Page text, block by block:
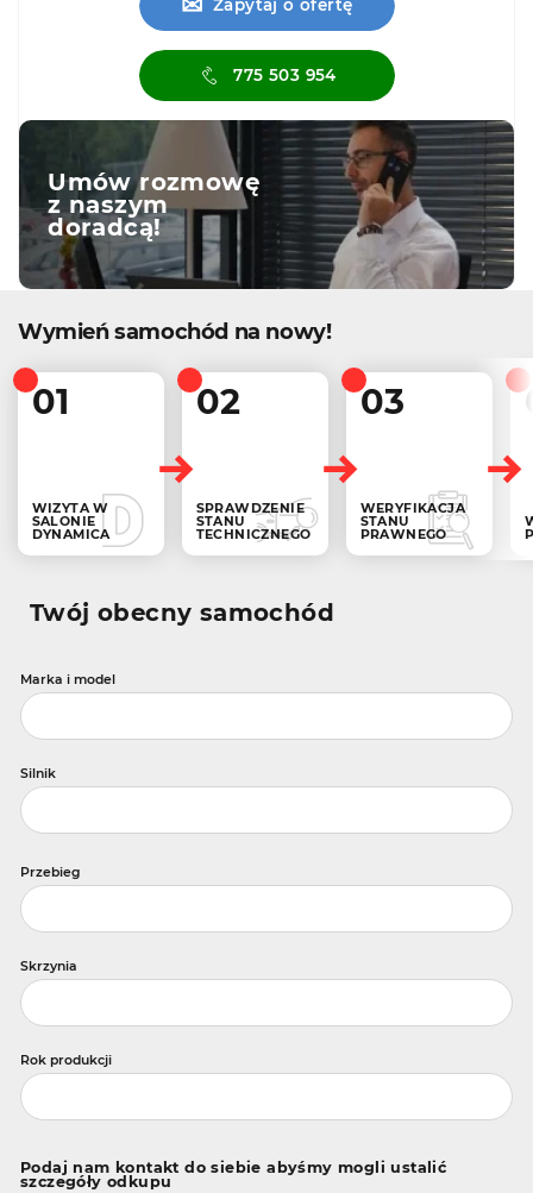
Zapytaj o ofertę
775 503 954
Umów rozmowę
z naszym
doradcą!
Wymień samochód na nowy!
01
WIZYTA W
SALONIE
DYNAMICA
02
SPRAWDZENIE
STANU
TECHNICZNEGO
03
WERYFIKACJA
STANU
PRAWNEGO
Twój obecny samochód
Marka i model
Silnik
Przebieg
Skrzynia
Rok produkcji
Podaj nam kontakt do siebie abyśmy mogli ustalić
szczegóły odkupu